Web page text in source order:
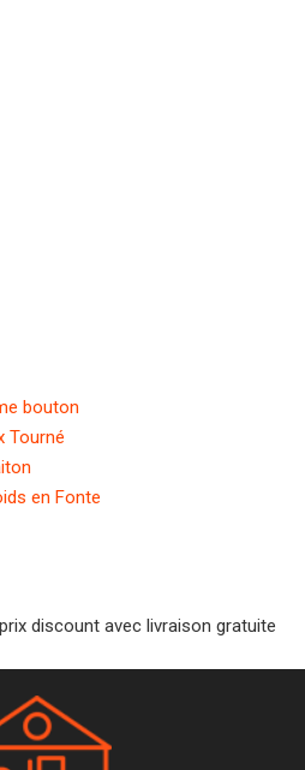
bouton
Tourné
en Fonte
discount avec livraison gratuite